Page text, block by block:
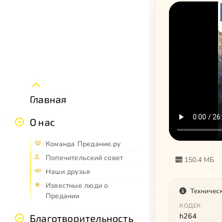
Главная
О нас
Команда Предание.ру
Попечительский совет
Наши друзья
Известные люди о
Предании
Благотворительность
150.4 МБ
КОДЕК
h264